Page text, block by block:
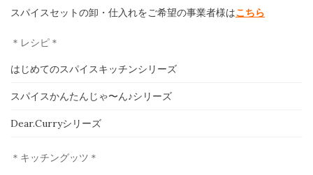
ホーム
印度カリー子とは
スパイスセットの卸・仕入れをご希望の事業者様はこちら
＊レシピ＊
はじめてのスパイスキッチンシリーズ
スパイスかんたんじゃ〜ん♪シリーズ
Dear.Curryシリーズ
＊キッチングッツ＊